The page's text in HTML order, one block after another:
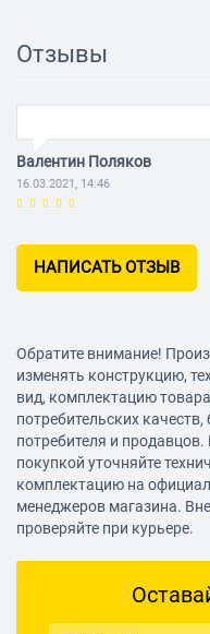
Функции
Регулировка давления
Предохранительный
Защита от перегрева
Манометр
Конструкция
Транспортировка
Ручка для переноски
Дополнительно
Уровень шума
Отзывы
Валентин Поляков
16.03.2021, 14:46
НАПИСАТЬ ОТЗЫВ
Обратите внимание!
изменять конструкцию,
вид, комплектацию
потребительских
потребителя и
покупкой уточняйте
комплектацию на
менеджеров магазина.
проверяйте при курьере.